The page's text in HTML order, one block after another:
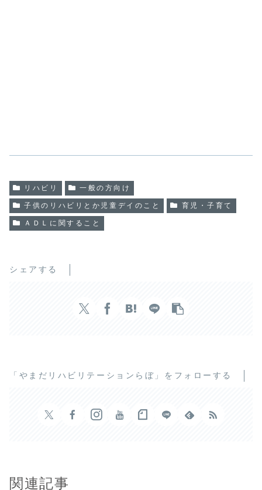
リハビリ 一般の方向け
子供のリハビリとか児童デイのこと 育児・子育て
ＡＤＬに関すること
シェアする
「やまだリハビリテーションらぼ」をフォローする
関連記事